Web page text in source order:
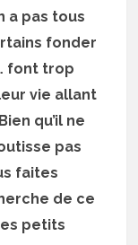
a pas tous
fonder
font trop
vie allant
qu’il ne
pas
faites
de ce
petits